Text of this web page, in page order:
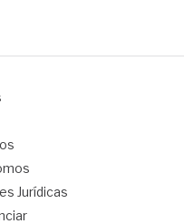
Jurídicas